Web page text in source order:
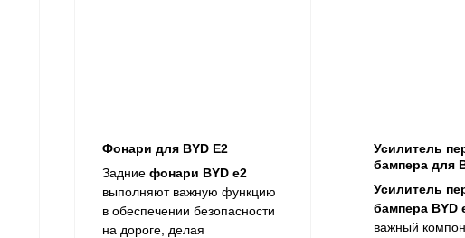
Фонари для BYD E2
Задние фонари BYD e2
выполняют важную функцию
в обеспечении безопасности
на дороге, делая
Усилитель
бампера для
Усилитель
бампера BYD
важный